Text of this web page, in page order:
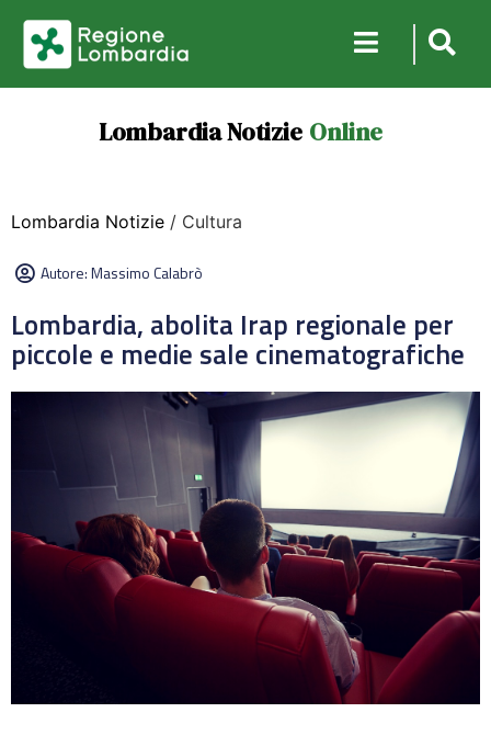
Lombardia Notizie Online
Lombardia Notizie / Cultura
Autore:Massimo Calabrò
Lombardia, abolita Irap regionale per
piccole e medie sale cinematografiche